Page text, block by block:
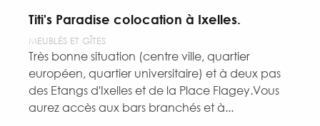
Titi's Paradise colocation à Ixelles.
MEUBLÉS ET GÎTES
Très bonne situation (centre ville, quartier
européen, quartier universitaire) et à deux pas
des Etangs d'Ixelles et de la Place Flagey.Vous
aurez accès aux bars branchés et à...